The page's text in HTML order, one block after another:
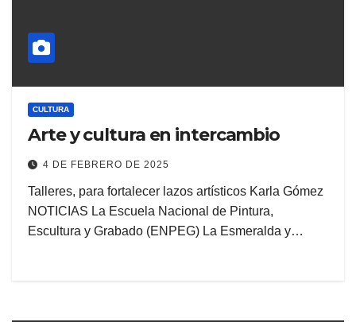
CULTURA
Arte y cultura en intercambio
4 DE FEBRERO DE 2025
Talleres, para fortalecer lazos artísticos Karla Gómez
NOTICIAS La Escuela Nacional de Pintura,
Escultura y Grabado (ENPEG) La Esmeralda y…